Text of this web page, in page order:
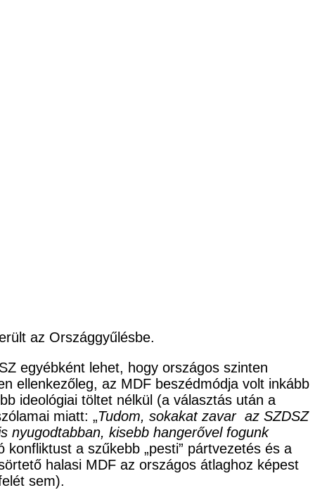
az Országgyűlésbe.
egyébként lehet, hogy országos szinten
ellenkezőleg, az MDF beszédmódja volt inkább
ideológiai töltet nélkül (a választás után a
miatt: „Tudom, sokakat zavar az SZDSZ
nyugodtabban, kisebb hangerővel fogunk
a szűkebb „pesti” pártvezetés és a
halasi MDF az országos átlaghoz képest
sem).